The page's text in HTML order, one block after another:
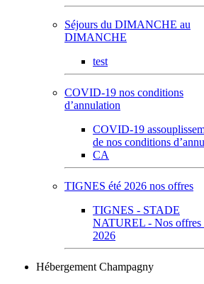
Séjours du DIMANCHE au
DIMANCHE
test
COVID-19 nos conditions
d’annulation
COVID-19
de nos conditions
CA
TIGNES été 2026 nos offres
TIGNES - STADE
NATUREL - Nos offres
2026
Hébergement Champagny